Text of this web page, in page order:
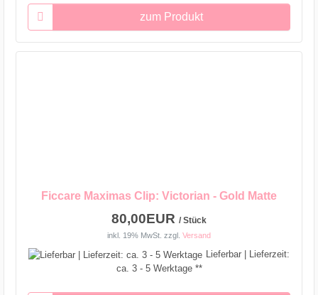
zum Produkt
Ficcare Maximas Clip: Victorian - Gold Matte
80,00EUR / Stück
inkl. 19% MwSt. zzgl. Versand
Lieferbar | Lieferzeit:
ca. 3 - 5 Werktage **